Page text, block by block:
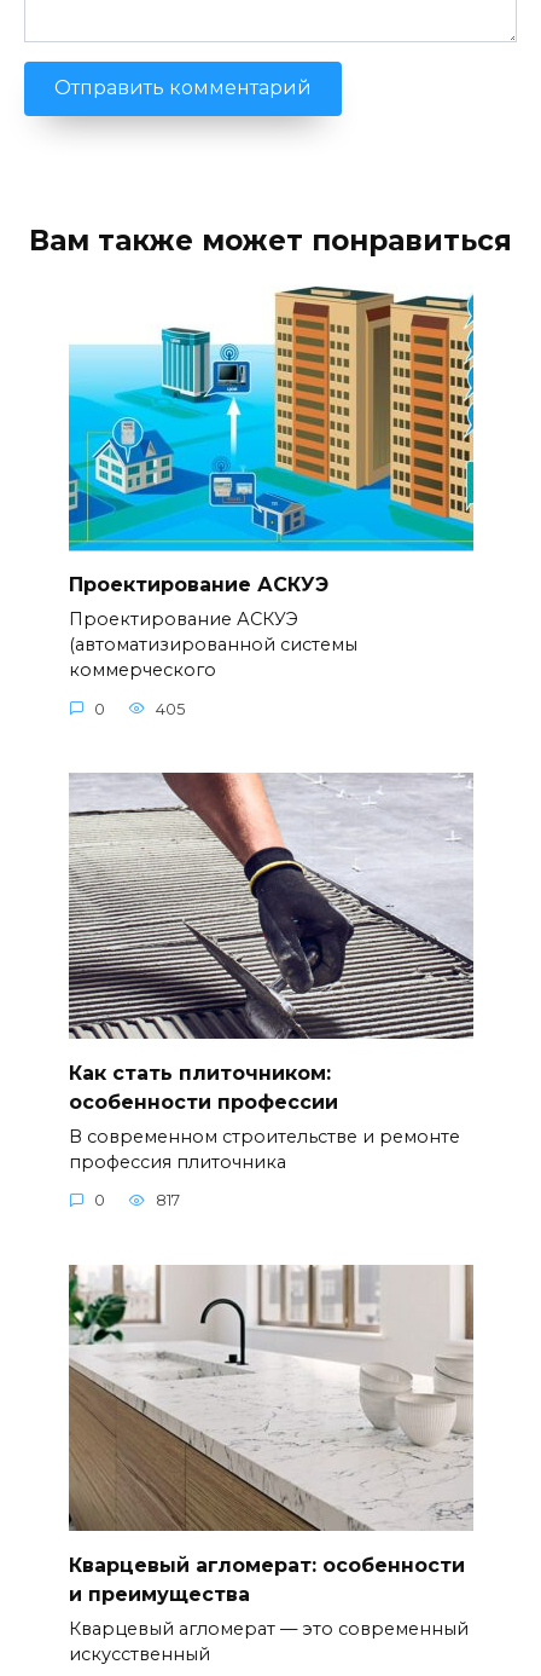
Вам также может понравиться
Проектирование АСКУЭ
Проектирование АСКУЭ
(автоматизированной системы
коммерческого
0 405
Как стать плиточником:
особенности профессии
В современном строительстве и ремонте
профессия плиточника
0 817
Кварцевый агломерат: особенности
и преимущества
Кварцевый агломерат — это современный
искусственный